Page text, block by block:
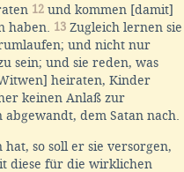
12 und kommen [damit]
haben.
13 Zugleich lernen sie
und nicht nur
sein; und sie reden, was
heiraten, Kinder
keinen Anlaß zur
dem Satan nach.
so soll er sie versorgen,
diese für die wirklichen